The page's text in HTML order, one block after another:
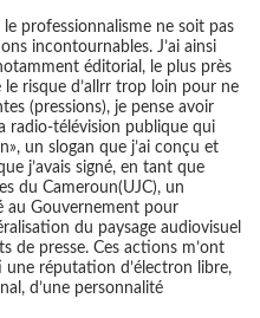
le professionnalisme ne soit pas
incontournables. J’ai ainsi
éditorial, le plus près
le risque d’allrr trop loin pour ne
(pressions), je pense avoir
radio-télévision publique qui
un slogan que j’ai conçu et
j’avais signé, en tant que
du Cameroun(UJC), un
au Gouvernement pour
du paysage audiovisuel
de presse. Ces actions m’ont
réputation d’électron libre,
d’une personnalité